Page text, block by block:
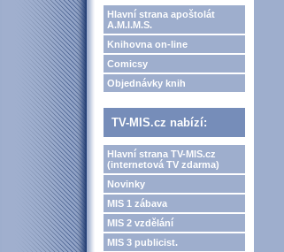
Hlavní strana apoštolát
A.M.I.M.S.
Knihovna on-line
Comicsy
Objednávky knih
TV-MIS.cz nabízí:
Hlavní strana TV-MIS.cz
(internetová TV zdarma)
Novinky
MIS 1 zábava
MIS 2 vzdělání
MIS 3 publicist.